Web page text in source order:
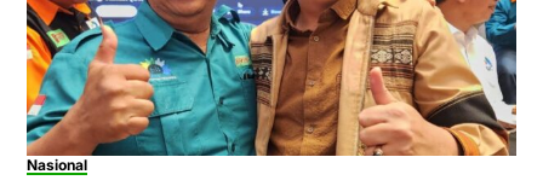
Nasional